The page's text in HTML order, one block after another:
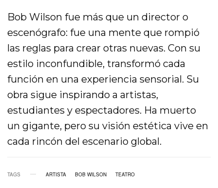
Bob Wilson fue más que un director o
escenógrafo: fue una mente que rompió
las reglas para crear otras nuevas. Con su
estilo inconfundible, transformó cada
función en una experiencia sensorial. Su
obra sigue inspirando a artistas,
estudiantes y espectadores. Ha muerto
un gigante, pero su visión estética vive en
cada rincón del escenario global.
TAGS ARTISTA BOB WILSON TEATRO